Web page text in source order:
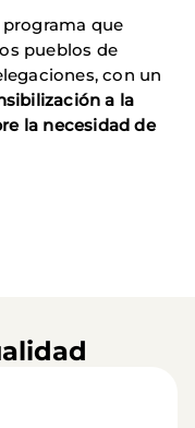
que
pueblos de
con un
a la
la necesidad de